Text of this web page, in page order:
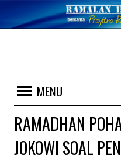
MENU
RAMADHAN
JOKOWI SOAL